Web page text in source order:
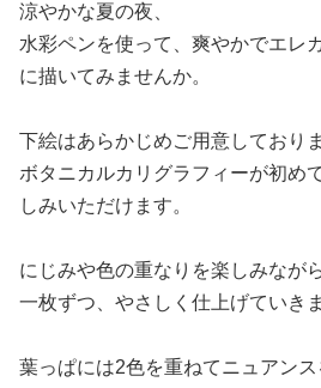
涼やかな夏の夜、
水彩ペンを使って、爽やかでエレ
に描いてみませんか。
下絵はあらかじめご用意しており
ボタニカルカリグラフィーが初め
しみいただけます。
にじみや色の重なりを楽しみながら
一枚ずつ、やさしく仕上げていきま
葉っぱには2色を重ねてニュアンス